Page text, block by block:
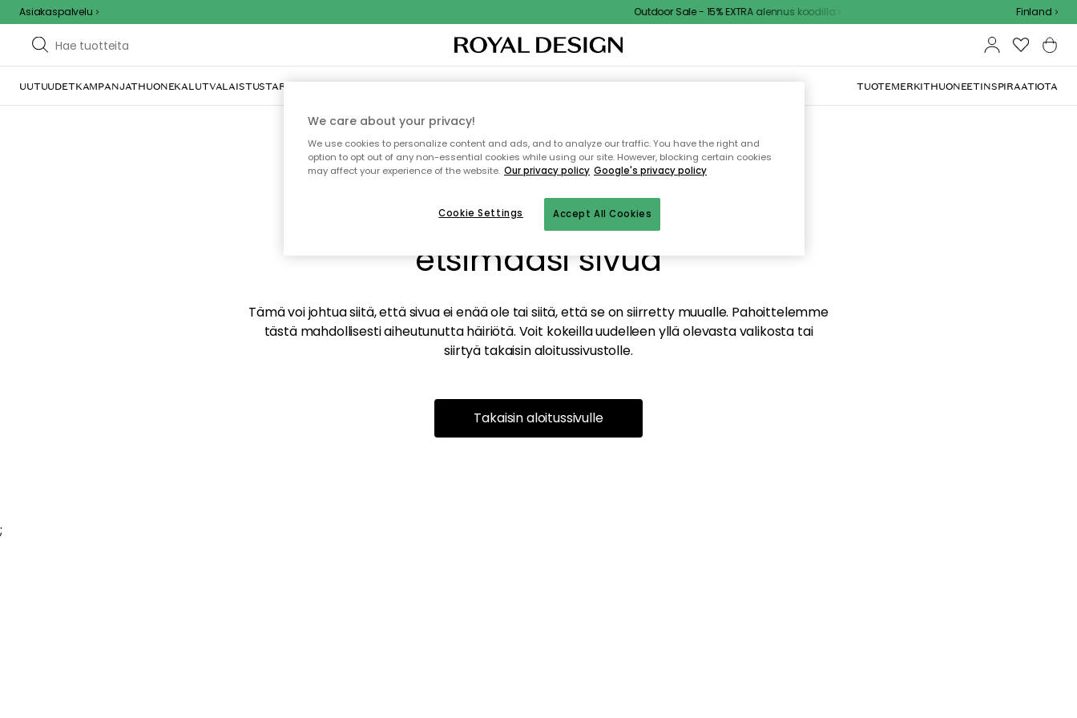
Asiakaspalvelu Outdoor Sale - 15% EXTRA alennus koodilla Finland
UUTUUDETKAMPANJATHUONEKALUTVALAISTUSTARJOILU JA KATTAUSSISUSTUSTEKSTIILIT & MATOTKEITTIÖSÄILYTYSULKOKALUSTEET TUOTEMERKITHUONEETINSPIRAATIOTA
Emme valitettavasti löydä
etsimääsi sivua
Tämä voi johtua siitä, että sivua ei enää ole tai siitä, että se on siirretty muualle. Pahoittelemme
tästä mahdollisesti aiheutunutta häiriötä. Voit kokeilla uudelleen yllä olevasta valikosta tai
siirtyä takaisin aloitussivustolle.
Takaisin aloitussivulle
;
We care about your privacy!
We use cookies to personalize content and ads, and to analyze our traffic. You have the right and
option to opt out of any non-essential cookies while using our site. However, blocking certain cookies
may affect your experience of the website. Our privacy policy Google's privacy policy
Accept All Cookies
Cookie Settings